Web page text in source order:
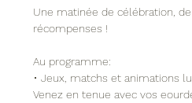
Une matinée de célébration,
récompenses !
Au programme:
• Jeux, matchs et animations
Venez en tenue avec vos